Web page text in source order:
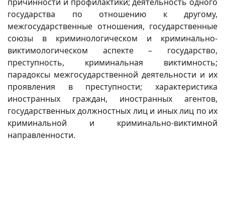
государства по отношению к другому,
межгосударственные отношения, государственные
союзы в криминологическом и криминально-
виктимологическом аспекте – государство,
преступность, криминальная виктимность;
парадоксы межгосударственной деятельности и их
проявления в преступности; характеристика
иностранных граждан, иностранных агентов,
государственных должностных лиц и иных лиц по их
криминальной и криминально-виктимной
направленности.